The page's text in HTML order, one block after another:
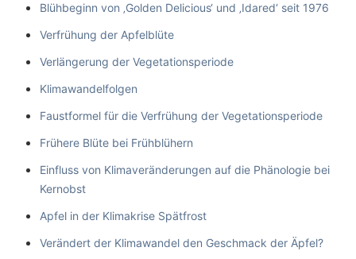
Blühbeginn von ‚Golden Delicious‘ und ‚Idared‘ seit 1976
Verfrühung der Apfelblüte
Verlängerung der Vegetationsperiode
Klimawandelfolgen
Faustformel für die Verfrühung der Vegetationsperiode
Frühere Blüte bei Frühblühern
Einfluss von Klimaveränderungen auf die Phänologie bei
Kernobst
Apfel in der Klimakrise Spätfrost
Verändert der Klimawandel den Geschmack der Äpfel?